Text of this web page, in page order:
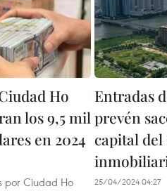
Ho
los 9,5 mil
en 2024
por Ciudad Ho
Entradas
prevén
capital del
25/04/2024 04:27